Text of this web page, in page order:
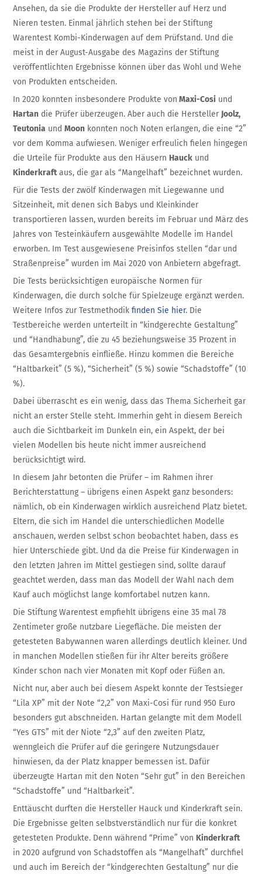
Ansehen, da sie die Produkte der Hersteller auf Herz und
Nieren testen. Einmal jährlich stehen bei der Stiftung
Warentest Kombi-Kinderwagen auf dem Prüfstand. Und die
meist in der August-Ausgabe des Magazins der Stiftung
veröffentlichten Ergebnisse können über das Wohl und Wehe
von Produkten entscheiden.
In 2020 konnten insbesondere Produkte von Maxi-Cosi und
Hartan die Prüfer überzeugen. Aber auch die Hersteller Joolz,
Teutonia undMoon konnten noch Noten erlangen, die eine “2”
vor dem Komma aufwiesen. Weniger erfreulich fielen hingegen
die Urteile für Produkte aus den Häusern Hauck und
Kinderkraftaus, die gar als “Mangelhaft” bezeichnet wurden.
Für die Tests der zwölf Kinderwagen mit Liegewanne und
Sitzeinheit, mit denen sich Babys und Kleinkinder
transportieren lassen, wurden bereits im Februar und März des
Jahres von Testeinkäufern ausgewählte Modelle im Handel
erworben. Im Test ausgewiesene Preisinfos stellen “dar und
Straßenpreise” wurden im Mai 2020 von Anbietern abgefragt.
Die Tests berücksichtigen europäische Normen für
Kinderwagen, die durch solche für Spielzeuge ergänzt werden.
Weitere Infos zur Testmethodikfinden Sie hier. Die
Testbereiche werden unterteilt in “kindgerechte Gestaltung”
und “Handhabung”, die zu 45 beziehungsweise 35 Prozent in
das Gesamtergebnis einfließe. Hinzu kommen die Bereiche
“Haltbarkeit” (5 %), “Sicherheit” (5 %) sowie “Schadstoffe” (10
%).
Dabei überrascht es ein wenig, dass das Thema Sicherheit gar
nicht an erster Stelle steht. Immerhin geht in diesem Bereich
auch die Sichtbarkeit im Dunkeln ein, ein Aspekt, der bei
vielen Modellen bis heute nicht immer ausreichend
berücksichtigt wird.
In diesem Jahr betonten die Prüfer – im Rahmen ihrer
Berichterstattung – übrigens einen Aspekt ganz besonders:
nämlich, ob ein Kinderwagen wirklich ausreichend Platz bietet.
Eltern, die sich im Handel die unterschiedlichen Modelle
anschauen, werden selbst schon beobachtet haben, dass es
hier Unterschiede gibt. Und da die Preise für Kinderwagen in
den letzten Jahren im Mittel gestiegen sind, sollte darauf
geachtet werden, dass man das Modell der Wahl nach dem
Kauf auch möglichst lange komfortabel nutzen kann.
Die Stiftung Warentest empfiehlt übrigens eine 35 mal 78
Zenti­meter große nutz­bare Liegefläche. Die meisten der
getesteten Babywannen waren allerdings deutlich kleiner. Und
in manchen Modellen stießen für ihr Alter bereits größere
Kinder schon nach vier Monaten mit Kopf oder Füßen an.
Nicht nur, aber auch bei diesem Aspekt konnte der Testsieger
“Lila XP” mit der Note “2,2” von Maxi-Cosi für rund 950 Euro
besonders gut abschneiden. Hartan gelangte mit dem Modell
“Yes GTS” mit der Niote “2,3” auf den zweiten Platz,
wenngleich die Prüfer auf die geringere Nutzungsdauer
hinwiesen, da der Platz knapper bemessen ist. Dafür
überzeugte Hartan mit den Noten “Sehr gut” in den Bereichen
“Schadstoffe” und “Haltbarkeit”.
Enttäuscht durften die Hersteller Hauck und Kinderkraft sein.
Die Ergebnisse gelten selbstverständlich nur für die konkret
getesteten Produkte. Denn während “Prime” von Kinderkraft
in 2020 aufgrund von Schadstoffen als “Mangelhaft” durchfiel
und auch im Bereich der “kindgerechten Gestaltung” nur die